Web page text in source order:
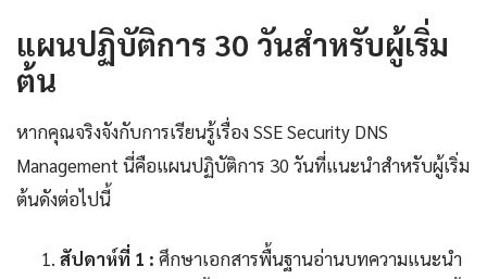
แผนปฏิบัติการ 30 วันสำหรับผู้เริ่ม
ต้น
หากคุณจริงจังกับการเรียนรู้เรื่อง SSE Security DNS
Management นี่คือแผนปฏิบัติการ 30 วันที่แนะนำสำหรับผู้เริ่ม
ต้นดังต่อไปนี้
สัปดาห์ที่ 1 : ศึกษาเอกสารพื้นฐานอ่านบทความแนะนำ